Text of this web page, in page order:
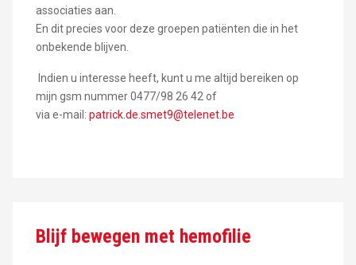
associaties aan.
En dit precies voor deze groepen patiënten die in het
onbekende blijven.
Indien u interesse heeft, kunt u me altijd bereiken op
mijn gsm nummer 0477/98 26 42 of
via e-mail: patrick.de.smet9@telenet.be
Blijf bewegen met hemofilie